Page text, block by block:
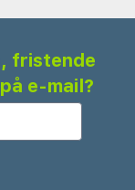
fristende
e-mail?